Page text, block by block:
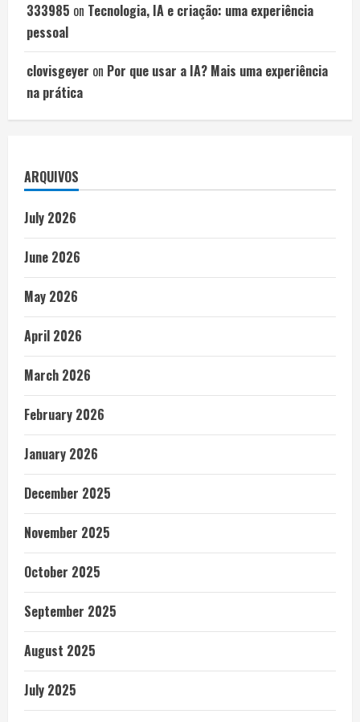
333985 on Tecnologia, IA e criação: uma experiência
pessoal
clovisgeyer on Por que usar a IA? Mais uma experiência
na prática
ARQUIVOS
July 2026
June 2026
May 2026
April 2026
March 2026
February 2026
January 2026
December 2025
November 2025
October 2025
September 2025
August 2025
July 2025